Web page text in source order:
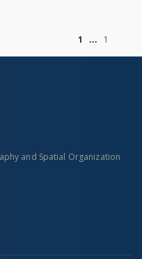
1
1
and Spatial Organization